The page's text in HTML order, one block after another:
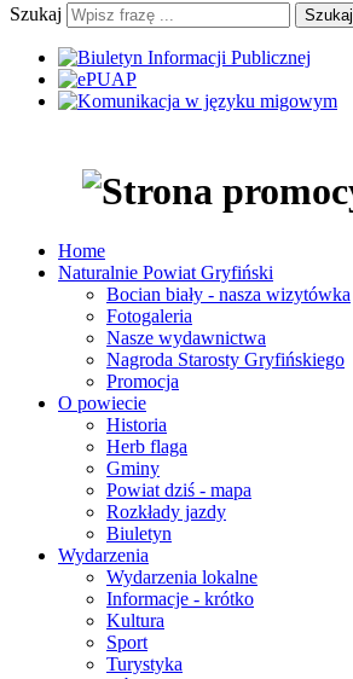
Szukaj Szukaj
Home
Naturalnie Powiat Gryfiński
Bocian biały - nasza wizytówka
Fotogaleria
Nasze wydawnictwa
Nagroda Starosty Gryfińskiego
Promocja
O powiecie
Historia
Herb flaga
Gminy
Powiat dziś - mapa
Rozkłady jazdy
Biuletyn
Wydarzenia
Wydarzenia lokalne
Informacje - krótko
Kultura
Sport
Turystyka